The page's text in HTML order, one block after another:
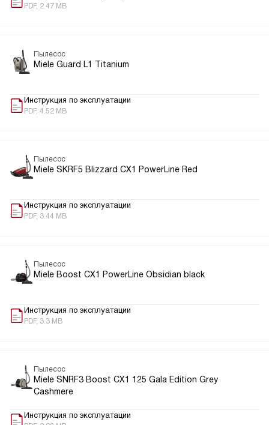
PDF, 2.47 MB
Пылесос
Miele Guard L1 Titanium
Инструкция по эксплуатации
PDF, 4.52 MB
Пылесос
Miele SKRF5 Blizzard CX1 PowerLine Red
Инструкция по эксплуатации
PDF, 3.44 MB
Пылесос
Miele Boost CX1 PowerLine Obsidian black
Инструкция по эксплуатации
PDF, 3.3 MB
Пылесос
Miele SNRF3 Boost CX1 125 Gala Edition Grey
Cashmere
Инструкция по эксплуатации